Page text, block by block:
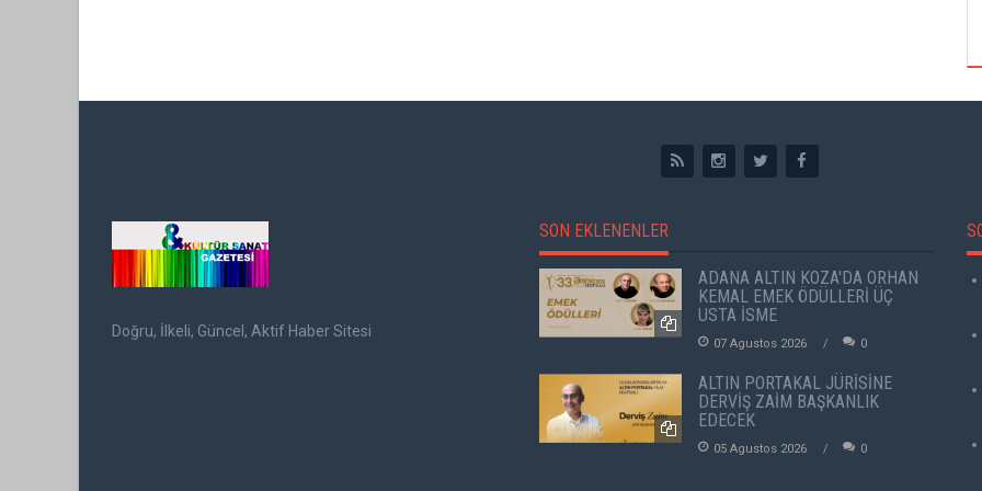
Doğru, İlkeli, Güncel, Aktif Haber Sitesi
SON EKLENENLER
ADANA ALTIN KOZA'DA ORHAN
KEMAL EMEK ÖDÜLLERİ ÜÇ
USTA İSME
07 Agustos 2026 0
ALTIN PORTAKAL JÜRİSİNE
DERVİŞ ZAİM BAŞKANLIK
EDECEK
05 Agustos 2026 0